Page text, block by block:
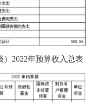
2022年预算收入总表